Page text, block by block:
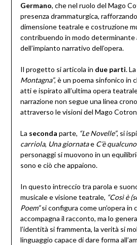
Germano, che nel ruolo del Mago
presenza drammaturgica,
dimensione teatrale e costruzione
contribuendo in modo determinante
dell’impianto narrativo dell’opera.
Il progetto si articola in due parti. La
Montagna”, è un poema sinfonico in
atti e ispirato all’ultima opera
narrazione non segue una linea
attraverso le visioni del Mago
La seconda parte, “Le Novelle”, si
carriola, Una giornatae C’è
personaggi si muovono in un
sono e ciò che appaiono.
In questo intreccio tra parola e
musicale e visione teatrale, “Così è
Poem”si configura come un’opera in
accompagna il racconto, ma lo
l’identità si frammenta, la verità si
linguaggio capace di dare forma